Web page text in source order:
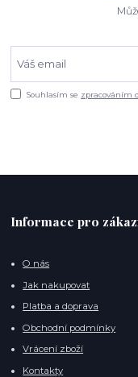
Souhlasím se zpracováním
Informace pro
O nás
Jak nakupovat
Platba a doprava
Obchodní podmínky
Vrácení zboží
Kontakty